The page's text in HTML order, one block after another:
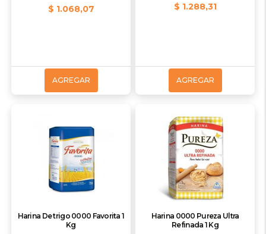
$ 1.068,07
AGREGAR
$ 1.288,31
AGREGAR
Harina De trigo 0000 Favorita 1
Kg
Harina 0000 Pureza Ultra
Refinada 1 Kg